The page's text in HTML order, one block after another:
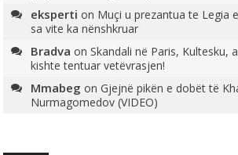
eksperti on Muçi u prezantua te Legia
sa vite ka nënshkruar
Bradva onSkandali në Paris, Kultesku,
kishte tentuar vetëvrasjen!
Mmabeg onGjejnë pikën e dobët të
Nurmagomedov (VIDEO)